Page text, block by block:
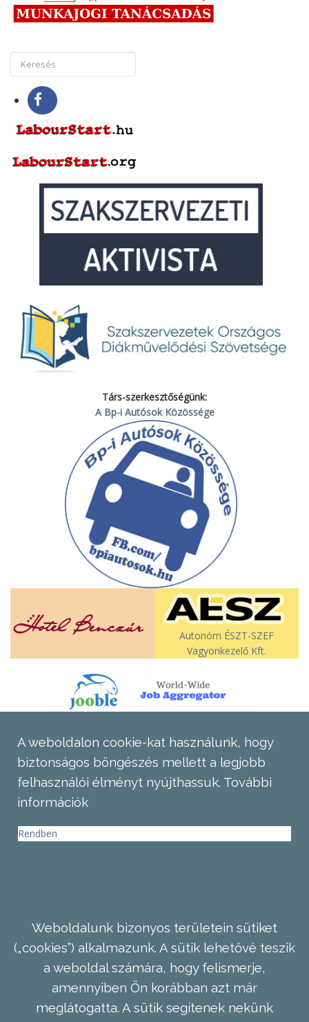
Társ-szerkesztőségünk:
A Bp-i Autósok Közössége
Autonóm ÉSZT-SZEF
Vagyonkezelő Kft.
A weboldalon cookie-kat használunk, hogy
biztonságos böngészés mellett a legjobb
felhasználói élményt nyújthassuk. További
információk
Rendben
Weboldalunk bizonyos területein sütiket
(„cookies”) alkalmazunk. A sütik lehetővé teszik
a weboldal számára, hogy felismerje,
amennyiben Ön korábban azt már
meglátogatta. A sütik segítenek nekünk